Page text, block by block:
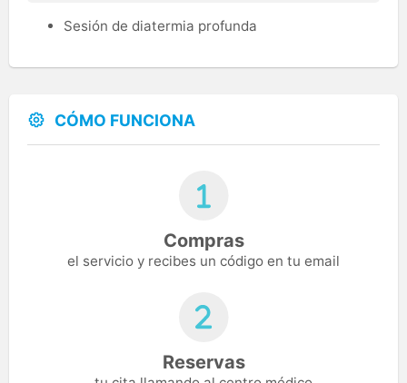
Sesión de diatermia profunda
CÓMO FUNCIONA
Compras
el servicio y recibes un código en tu email
Reservas